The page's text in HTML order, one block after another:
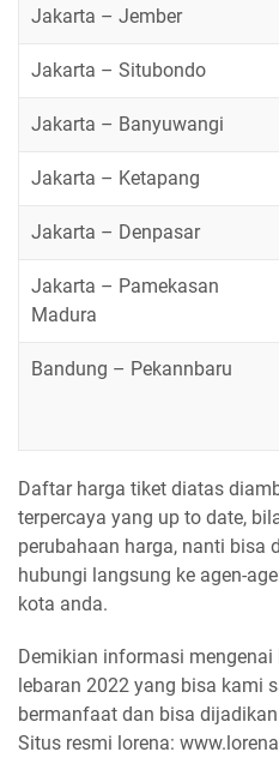
Jakarta – Jember
Jakarta – Situbondo
Jakarta – Banyuwangi
Jakarta – Ketapang
Jakarta – Denpasar
Jakarta – Pamekasan
Madura
Bandung – Pekannbaru
Daftar harga tiket diatas
terpercaya yang up to date,
perubahaan harga, nanti bisa
hubungi langsung ke agen-
kota anda.
Demikian informasi mengenai
lebaran 2022 yang bisa kami
bermanfaat dan bisa
Situs resmi lorena: